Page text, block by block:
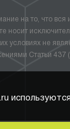
на то, что вся
носит
условиях не
Статьи 437